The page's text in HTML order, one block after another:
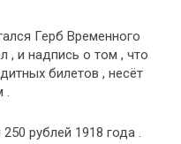
Герб Временного
, и надпись о том , что
билетов , несёт
.
рублей 1918 года .